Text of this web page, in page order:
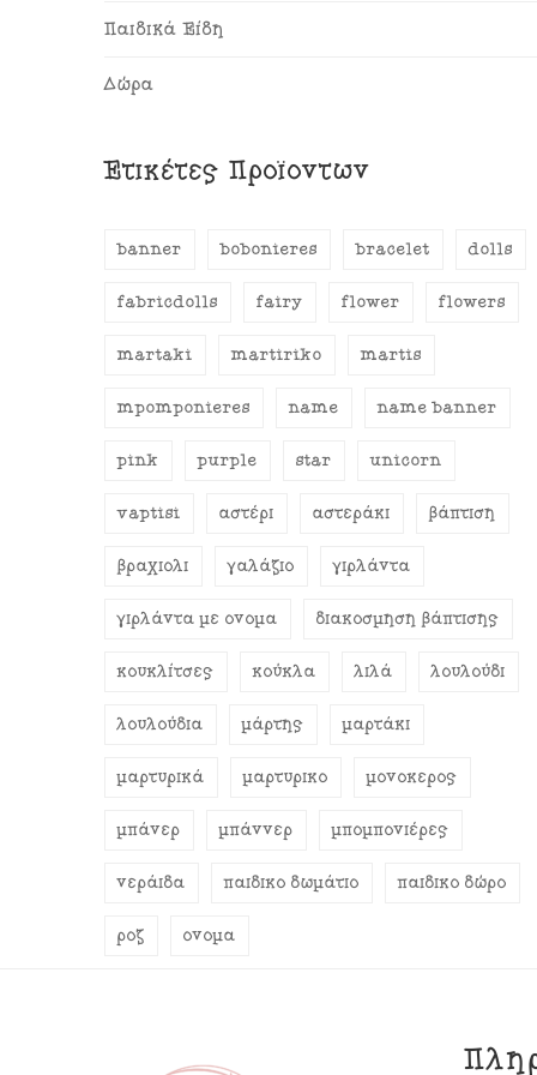
Παιδικά Είδη
Δώρα
Ετικέτες Προϊόντων
banner bobonieres bracelet dolls
fabricdolls fairy flower flowers
martaki martiriko martis
mpomponieres name name banner
pink purple star unicorn
vaptisi αστέρι αστεράκι βάπτιση
βραχιόλι γαλάζιο γιρλάντα
γιρλάντα με όνομα διακόσμηση βάπτισης
κουκλίτσες κούκλα λιλά λουλούδι
λουλούδια μάρτης μαρτάκι
μαρτυρικά μαρτυρικό μονόκερος
μπάνερ μπάννερ μπομπονιέρες
νεράιδα παιδικό δωμάτιο παιδικό δώρο
ροζ όνομα